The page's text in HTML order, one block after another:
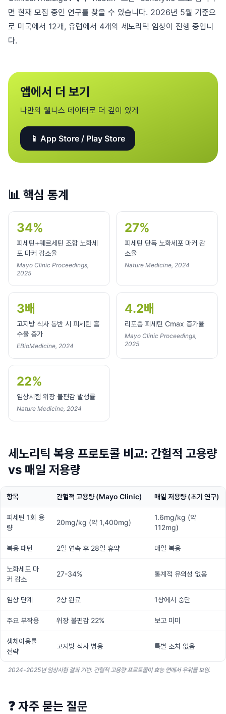
면 현재 모집 중인 연구를 찾을 수 있습니다. 2026년 5월 기준으
로 미국에서 12개, 유럽에서 4개의 세노리틱 임상이 진행 중입니
다.
앱에서 더 보기
나만의 웰니스 데이터로 더 깊이 있게
📱 App Store / Play Store
📊 핵심 통계
34%
피세틴+퀘르세틴 조합 노화세
포 마커 감소율
Mayo Clinic Proceedings,
2025
27%
피세틴 단독 노화세포 마커 감
소율
Nature Medicine, 2024
3배
고지방 식사 동반 시 피세틴 흡
수율 증가
EBioMedicine, 2024
4.2배
리포좀 피세틴 Cmax 증가율
Mayo Clinic Proceedings,
2025
22%
임상시험 위장 불편감 발생률
Nature Medicine, 2024
세노리틱 복용 프로토콜 비교: 간헐적 고용량
vs 매일 저용량
항목 간헐적 고용량 (Mayo Clinic) 매일 저용량 (초기 연구)
피세틴 1회 용
량
20mg/kg (약 1,400mg)
1.6mg/kg (약
112mg)
복용 패턴 2일 연속 후 28일 휴약 매일 복용
노화세포 마
커 감소
27-34% 통계적 유의성 없음
임상 단계 2상 완료 1상에서 중단
주요 부작용 위장 불편감 22% 보고 미미
생체이용률
전략
고지방 식사 병용 특별 조치 없음
2024-2025년 임상시험 결과 기반. 간헐적 고용량 프로토콜이 효능 면에서 우위를 보임.
❓ 자주 묻는 질문